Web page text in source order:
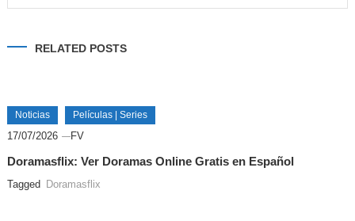
RELATED POSTS
Noticias Películas | Series
17/07/2026 FV
Doramasflix: Ver Doramas Online Gratis en Español
Tagged Doramasflix